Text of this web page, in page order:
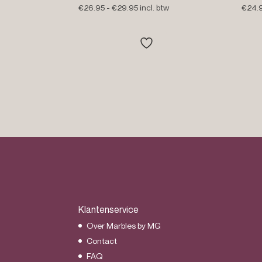
€26.95 - €29.95Prijsklasse:
tot
incl. btw
€
Klantenservice
Over Marbles by MG
Contact
FAQ